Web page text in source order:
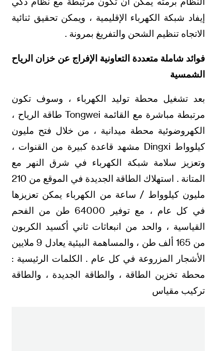
إيفاد شبكة الكهرباء الإقليمية ، ويمكن تحقيق ثنائية
الاتجاه تنظيم الشحن والتفريغ بمرونة .
فوائد شاملة متعددة التعاونية الإفراج عن خزان الرياح
الشمسية
بعد تشغيل محطة توليد الكهرباء ، وسوف تكون
مرتبطة مباشرة مع القائمة Tongwei طاقة الرياح ،
الكهروضوئية محطة ميدانية ، من خلال فتح مليون
كيلوواط Dingxi مشهد قاعدة كبيرة من القنوات ،
وتعزيز سلامة شبكة الكهرباء في شرق النهر مع
المتانة . استهلاك الطاقة الجديدة في الموقع من 210
مليون كيلوواط / ساعة من الكهرباء يمكن تعزيزها
في كل عام ، مع توفير 64000 طن من الفحم
القياسية ، والحد من انبعاثات ثاني أكسيد الكربون
من 165 ألف طن ، والمساهمة البيئية يعادل 9 ملايين
الأشجار المزروعة في كل عام . الكلمات الرئيسية :
محطة تخزين الطاقة ، والطاقة الجديدة ، والطاقة
تركيب مقياس